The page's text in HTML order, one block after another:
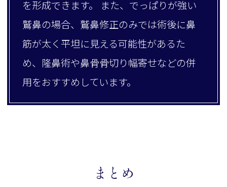
を形成できます。 また、でっぱりが強い
鷲鼻の場合、鷲鼻修正のみでは術後に鼻
筋が太く平坦に見える可能性があるた
め、隆鼻術や鼻骨骨切り幅寄せなどの併
用をおすすめしています。
まとめ